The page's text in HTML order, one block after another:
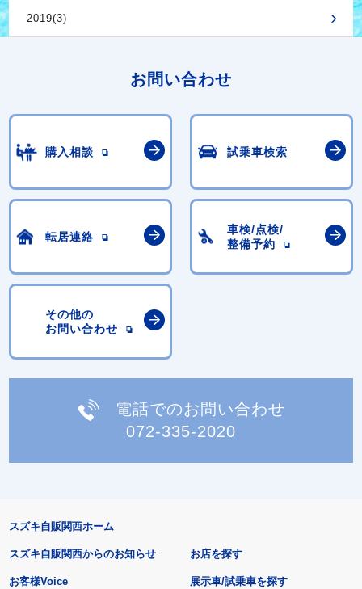
2019(3)
お問い合わせ
購入相談 試乗車検索
転居連絡
車検/点検/
整備予約
その他の
お問い合わせ
電話でのお問い合わせ
072-335-2020
スズキ自販関西ホーム
スズキ自販関西からのお知らせ
お客様Voice
お店を探す
展示車/試乗車を探す